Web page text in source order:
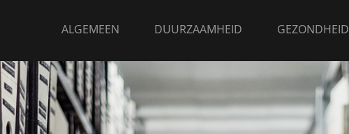
ALGEMEEN DUURZAAMHEID GEZONDHEID